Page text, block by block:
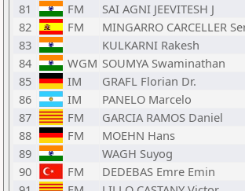
81
FM SAI AGNI JEEVITESH J
82
FM MINGARRO CARCELLER
83
KULKARNI Rakesh
84
WGM SOUMYA Swaminathan
85
IM GRAFL Florian Dr.
86
IM PANELO Marcelo
87
FM GARCIA RAMOS Daniel
88
FM MOEHN Hans
89
WAGH Suyog
90
FM DEDEBAS Emre Emin